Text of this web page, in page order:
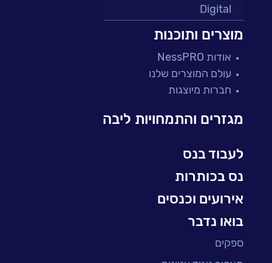
Digital
פתרונות למגזר הפיננסי
מיקור חוץ ושירותים מנוהלים
בדיקות והבטחת איכות
עולמות הענן
עולמות הסייבר
BI, Analytics & Big-Data
מוצרים ותוכנות
אודות NessPRO
עולם המוצרים שלנו
חברות מיוצגות
מגזרים והתמחויות ליבה
לעבוד בנס
נס בכותרות
אירועים וכנסים
בואו נדבר
ספקים